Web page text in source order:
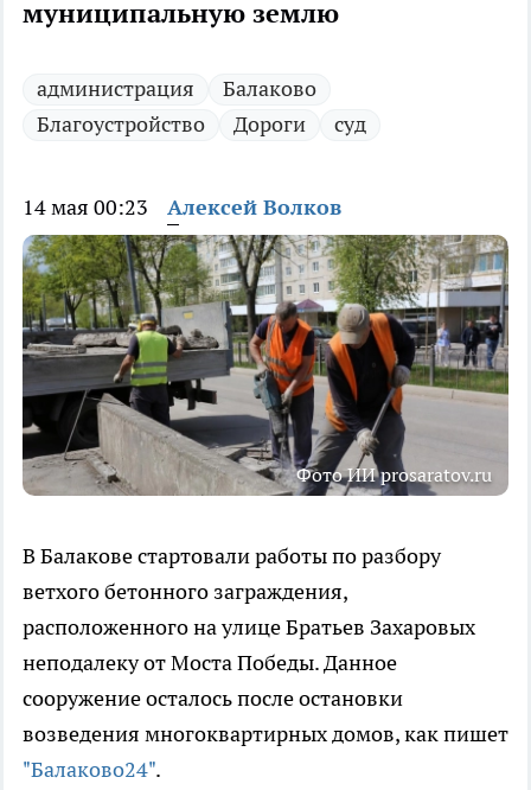
муниципальную землю
администрация
Балаково
Благоустройство
Дороги суд
14 мая 00:23 Алексей Волков
Фото ИИ prosaratov.ru
В Балакове стартовали работы по разбору
ветхого бетонного заграждения,
расположенного на улице Братьев Захаровых
неподалеку от Моста Победы. Данное
сооружение осталось после остановки
возведения многоквартирных домов, как пишет
"Балаково24".